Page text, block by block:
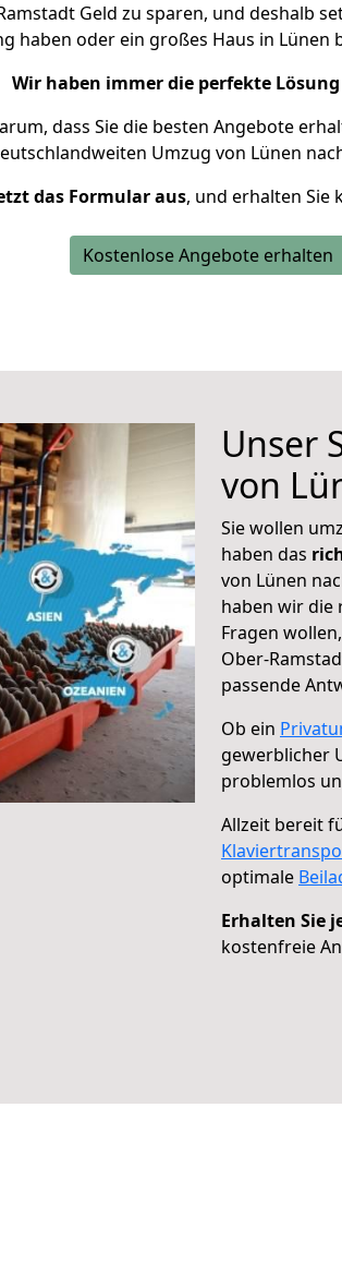
Geld zu sparen, und deshalb
haben oder ein großes Haus in
Wir haben immer die perfekte
dass Sie die besten Angebote
Umzug von Lünen
das Formular aus, und erhalten Sie
Kostenlose Angebote erhalten
Unser
von
Sie wollen
haben das
von Lünen
haben wir die
Fragen wollen,
Ober-
passende
Ob ein
gewerblicher
problemlos
Allzeit bereit
optimale
Erhalten Sie
kostenfreie